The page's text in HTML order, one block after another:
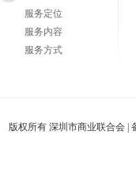
服务定位
服务内容
服务方式
版权所有 深圳市商业联合会 |